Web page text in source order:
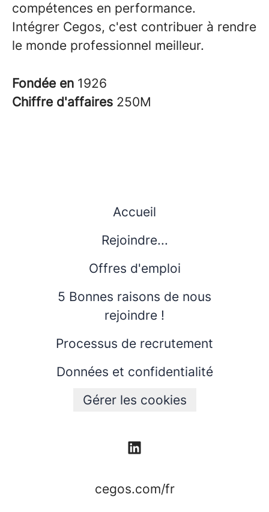
compétences en performance.
Intégrer Cegos, c'est contribuer à rendre
le monde professionnel meilleur.
Fondée en 1926
Chiffre d'affaires 250M
Accueil
Rejoindre...
Offres d'emploi
5 Bonnes raisons de nous
rejoindre !
Processus de recrutement
Données et confidentialité
Gérer les cookies
cegos.com/fr